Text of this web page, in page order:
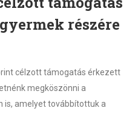
részére
célzott támogatás érkezett
megköszönni a
is, amelyet továbbítottuk a